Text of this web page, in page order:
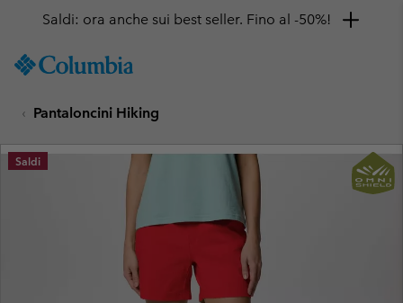
TO
SKIP
MAIN
NAV
Saldi: ora anche sui best seller. Fino al -50%!
Pantaloncini Hiking
Saldi